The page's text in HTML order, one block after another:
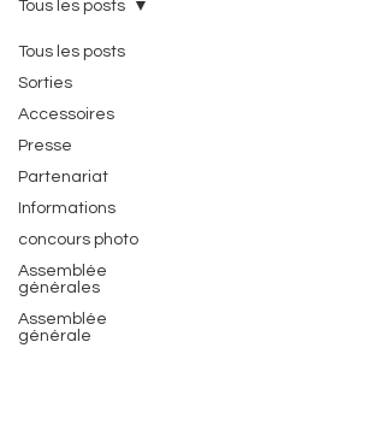
Tous les posts
Sorties
Accessoires
Presse
Partenariat
Informations
concours photo
Assemblée
générales
Assemblée
générale
Tous les posts